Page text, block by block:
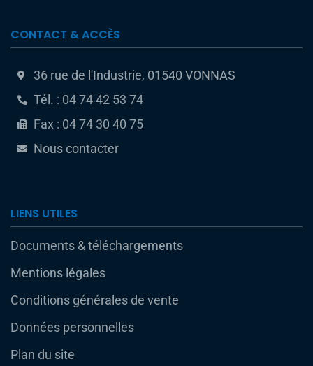
CONTACT & ACCÈS
36 rue de l'Industrie, 01540 VONNAS
Tél. : 04 74 42 53 74
Fax : 04 74 30 40 75
Nous contacter
LIENS UTILES
Documents & téléchargements
Mentions légales
Conditions générales de vente
Données personnelles
Plan du site